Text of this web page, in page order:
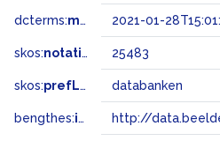
dcterms:modified 2021-01-
skos:notation 25483
skos:prefLabel databanken
bengthes:inSet http://